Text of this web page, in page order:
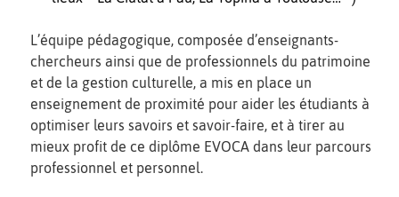
L’équipe pédagogique, composée d’enseignants-
chercheurs ainsi que de professionnels du patrimoine
et de la gestion culturelle, a mis en place un
enseignement de proximité pour aider les étudiants à
optimiser leurs savoirs et savoir-faire, et à tirer au
mieux profit de ce diplôme EVOCA dans leur parcours
professionnel et personnel.